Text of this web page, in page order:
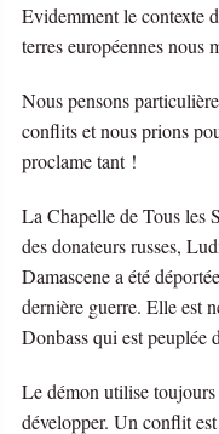
Evidemment le contexte
terres européennes nous
Nous pensons
conflits et nous prions
proclame tant !
La Chapelle de Tous les
des donateurs russes,
Damascene a été
dernière guerre. Elle est
Donbass qui est peuplée
Le démon utilise
développer. Un conflit